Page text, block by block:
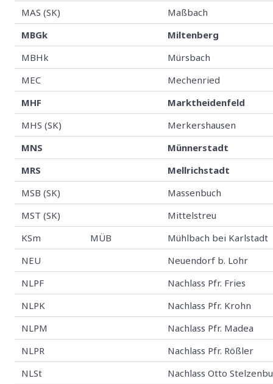
MAS (SK)
Maßbach
MBGk
Miltenberg
MBHk
Mürsbach
MEC
Mechenried
MHF
Marktheidenfeld
MHS (SK)
Merkershausen
MNS
Münnerstadt
MRS
Mellrichstadt
MSB (SK)
Massenbuch
MST (SK)
Mittelstreu
KSm
MÜB
Mühlbach bei Karlstadt
NEU
Neuendorf b. Lohr
NLPF
Nachlass Pfr. Fries
NLPK
Nachlass Pfr. Krohn
NLPM
Nachlass Pfr. Madea
NLPR
Nachlass Pfr. Rößler
NLSt
Nachlass Otto